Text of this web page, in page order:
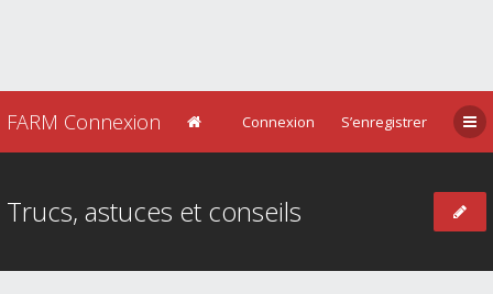
FARM Connexion Connexion S’enregistrer
Trucs, astuces et conseils